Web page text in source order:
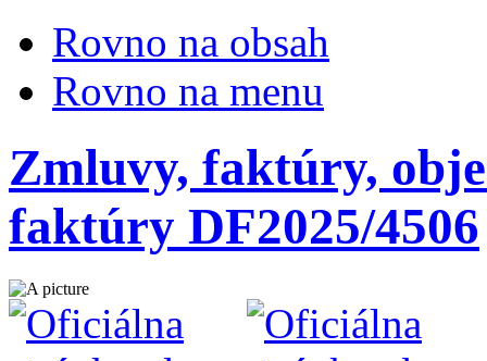
Rovno na obsah
Rovno na menu
Zmluvy, faktúry,
faktúry DF2025/4506